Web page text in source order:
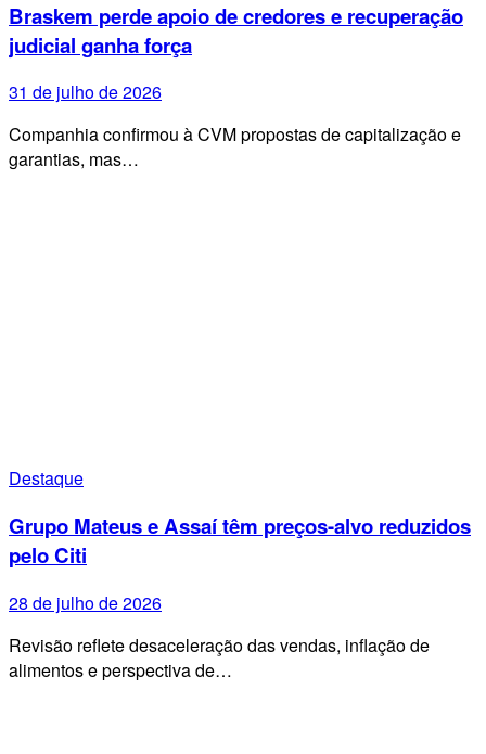
Braskem perde apoio de credores e recuperação
judicial ganha força
31 de julho de 2026
Companhia confirmou à CVM propostas de capitalização e
garantias, mas…
Destaque
Grupo Mateus e Assaí têm preços-alvo reduzidos
pelo Citi
28 de julho de 2026
Revisão reflete desaceleração das vendas, inflação de
alimentos e perspectiva de…